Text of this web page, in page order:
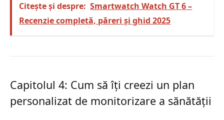
Citește și despre: Smartwatch Watch GT 6 –
Recenzie completă, păreri și ghid 2025
Capitolul 4: Cum să îți creezi un plan
personalizat de monitorizare a sănătății